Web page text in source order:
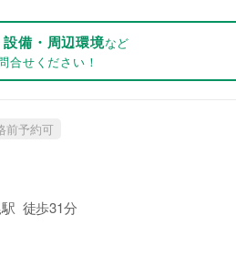
備・周辺環境など
合せください！
前予約可
徒歩31分